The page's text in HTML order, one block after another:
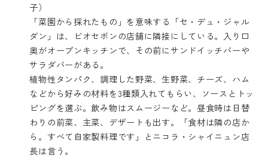
子）
「菜園から採れたもの」を意味する「セ・デュ・ジャル
ダン」は、ビオセボンの店舗に隣接にしている。入り口
奥がオープンキッチンで、その前にサンドイッチバーや
サラダバーがある。
植物性タンパク、調理した野菜、生野菜、チーズ、ハム
などから好みの材料を3種類入れてもらい、ソースとトッ
ピングを選ぶ。飲み物はスムージーなど。昼食時は日替
わりの前菜、主菜、デザートも出す。「食材は隣の店か
ら。すべて自家製料理です」とニコラ・シャイニュン店
長は言う。